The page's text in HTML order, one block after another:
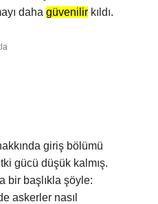
daha güvenilir kıldı.
giriş bölümü
gücü düşük kalmış.
bir başlıkla şöyle:
askerler nasıl